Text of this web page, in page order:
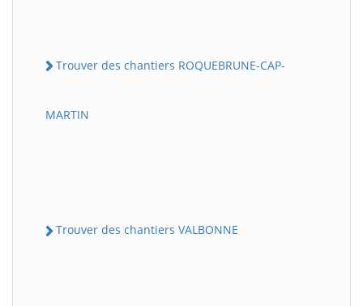
Trouver des chantiers ROQUEBRUNE-CAP-
MARTIN
Trouver des chantiers VALBONNE